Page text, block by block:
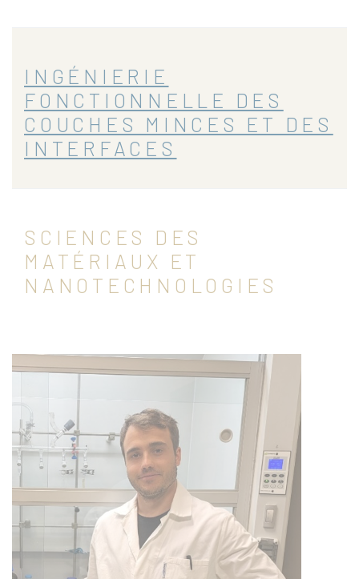
INGÉNIERIE
FONCTIONNELLE DES
COUCHES MINCES ET DES
INTERFACES
SCIENCES DES
MATÉRIAUX ET
NANOTECHNOLOGIES